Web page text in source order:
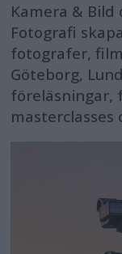
Kamera & Bild
Fotografi
fotografer,
Göteborg,
föreläsningar,